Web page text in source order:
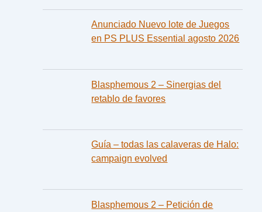
Anunciado Nuevo lote de Juegos
en PS PLUS Essential agosto 2026
Blasphemous 2 – Sinergias del
retablo de favores
Guía – todas las calaveras de Halo:
campaign evolved
Blasphemous 2 – Petición de